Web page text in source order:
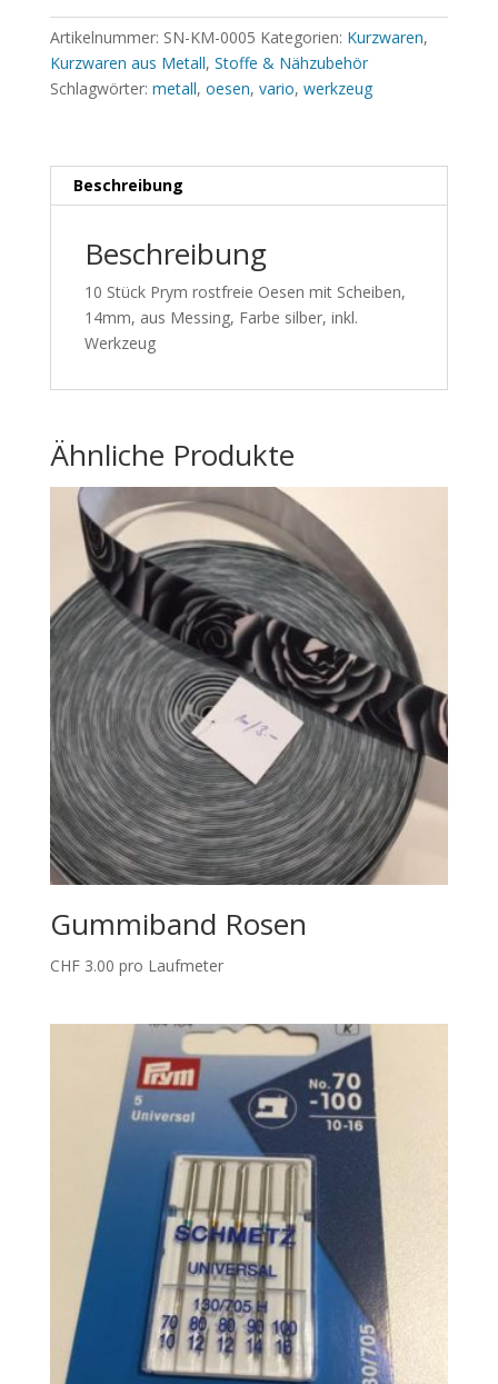
Artikelnummer: SN-KM-0005 Kategorien: Kurzwaren,
Kurzwaren aus Metall, Stoffe & Nähzubehör
Schlagwörter: metall, oesen, vario, werkzeug
Beschreibung
Beschreibung
10 Stück Prym rostfreie Oesen mit Scheiben,
14mm, aus Messing, Farbe silber, inkl.
Werkzeug
Ähnliche Produkte
Gummiband Rosen
CHF3.00 pro Laufmeter